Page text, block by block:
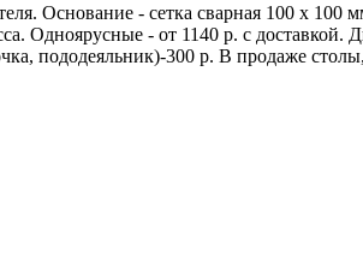
Основание - сетка сварная 100 х
Одноярусные - от 1140 р. с доставкой.
пододеяльник)-300 р. В продаже